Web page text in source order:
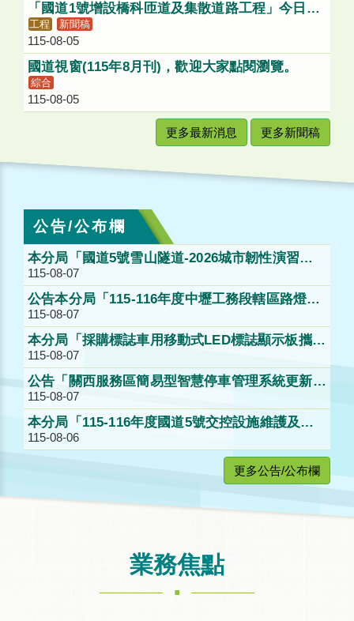
「國道1號增設橋科匝道及集散道路工程」今日動
土，打造「大南方新矽谷」健全聯外路網
工程 新聞稿
115-08-05
國道視窗(115年8月刊)，歡迎大家點閱瀏覽。
綜合
115-08-05
更多最新消息 更多新聞稿
公告/公布欄
本分局「國道5號雪山隧道-2026城市韌性演習」
公告決標。
115-08-07
公告本分局「115-116年度中壢工務段轄區路燈巡
查維護及後續擴充工作」第2次公開招標。
115-08-07
本分局「採購標誌車用移動式LED標誌顯示板攜帶
型（含配置）」公開取得報價單公告。
115-08-07
公告「關西服務區簡易型智慧停車管理系統更新採
購案」第1次公開招標公告。
115-08-07
本分局「115-116年度國道5號交控設施維護及後
續擴充工作」案第2次公開招標公告。
115-08-06
更多公告/公布欄
業務焦點
.